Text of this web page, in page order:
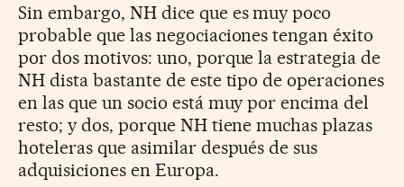
Sin embargo, NH dice que es muy poco
probable que las negociaciones tengan éxito
por dos motivos: uno, porque la estrategia de
NH dista bastante de este tipo de operaciones
en las que un socio está muy por encima del
resto; y dos, porque NH tiene muchas plazas
hoteleras que asimilar después de sus
adquisiciones en Europa.